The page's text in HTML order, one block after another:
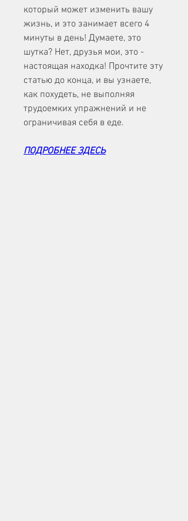
который может изменить вашу
жизнь, и это занимает всего 4
минуты в день! Думаете, это
шутка? Нет, друзья мои, это -
настоящая находка! Прочтите эту
статью до конца, и вы узнаете,
как похудеть, не выполняя
трудоемких упражнений и не
ограничивая себя в еде.
ПОДРОБНЕЕ ЗДЕСЬ